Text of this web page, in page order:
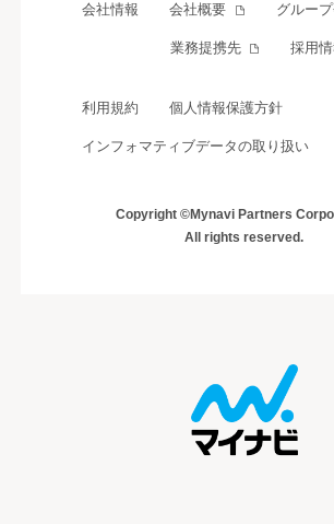
会社情報 会社概要 グルー
業務提携先 採用
利用規約 個人情報保護方針
インフォマティブデータの取り扱い
Copyright ©Mynavi Partners
All rights reserved.